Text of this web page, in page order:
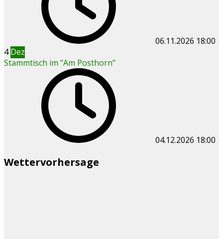
06.11.2026 18:00
4 Dez
Stammtisch im "Am Posthorn"
04.12.2026 18:00
Wettervorhersage